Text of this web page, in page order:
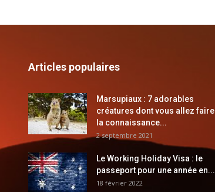
Articles populaires
Marsupiaux : 7 adorables
créatures dont vous allez faire
la connaissance...
2 septembre 2021
Le Working Holiday Visa : le
passeport pour une année en...
18 février 2022